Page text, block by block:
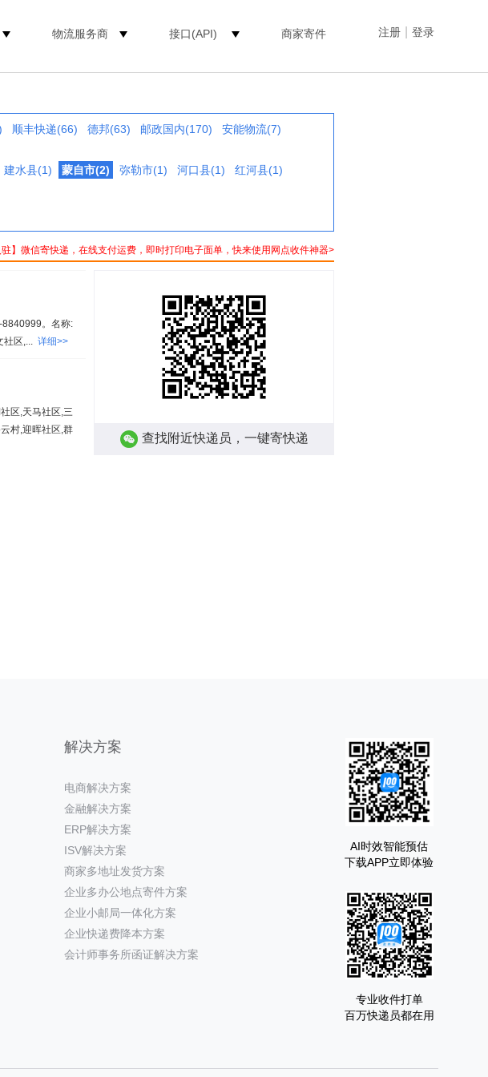
注册 登录
物流服务商 接口(API) 商家寄件
顺丰快递(66) 德邦(63) 邮政国内(170)
安能物流(7)
建水县(1) 蒙自市(2) 弥勒市(1) 河口县(1)
红河县(1)
驻】微信寄快递，在线支付运费，即时打印电子面单，快来使用网点收件神器>
。名称:
社区,... 详细>>
区,天马社区,三
村,迎晖社区,群
查找附近快递员，一键寄快递
解决方案
电商解决方案
金融解决方案
ERP解决方案
ISV解决方案
商家多地址发货方案
企业多办公地点寄件方案
企业小邮局一体化方案
企业快递费降本方案
会计师事务所函证解决方案
AI时效智能预估
下载APP立即体验
专业收件打单
百万快递员都在用